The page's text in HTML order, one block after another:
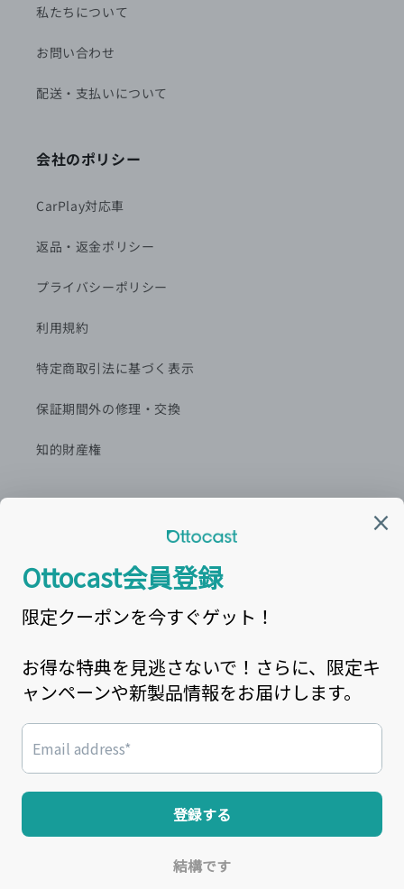
私たちについて
お問い合わせ
配送・支払いについて
会社のポリシー
CarPlay対応車
返品・返金ポリシー
プライバシーポリシー
利用規約
特定商取引法に基づく表示
保証期間外の修理・交換
知的財産権
最新情報をLINEで配信中！
電話番号: 03-6899-5900
(Twitter)